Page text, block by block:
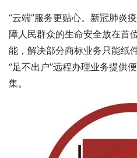
“云端”服务更贴心。新冠肺炎
障人民群众的生命安全放在首
能，解决部分商标业务只能纸
“足不出户”远程办理业务提供
集。